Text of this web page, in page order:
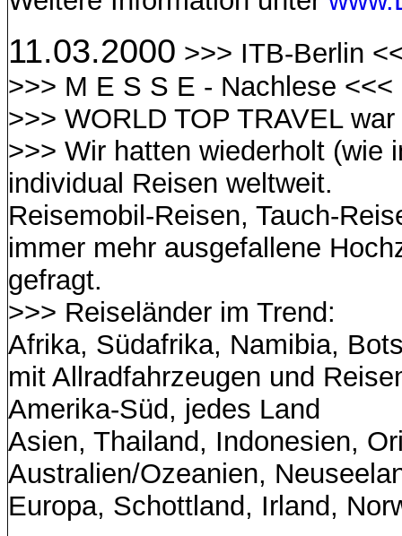
11.03.2000 >>> ITB-Berlin
>>> M E S S E - Nachlese <<<
>>> WORLD TOP TRAVEL
>>> Wir hatten wiederholt (wie
individual Reisen weltweit.
Reisemobil-Reisen, Tauch-
immer mehr ausgefallene
gefragt.
>>> Reiseländer im Trend:
Afrika, Südafrika, Namibia,
mit Allradfahrzeugen und
Amerika-Süd, jedes Land
Asien, Thailand, Indonesien,
Australien/Ozeanien,
Europa, Schottland, Irland,